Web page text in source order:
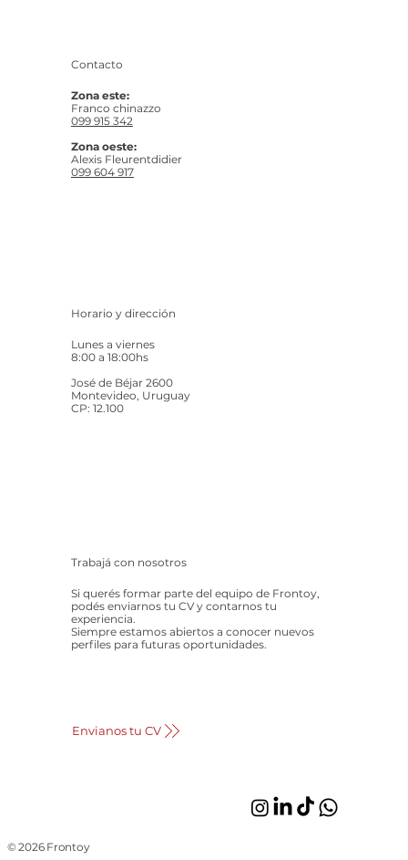
© 2026 Frontoy
Contacto
Zona este:
Franco chinazzo
099 915 342
Zona oeste:
Alexis Fleurentdidier
099 604 917
Horario y dirección
Lunes a viernes
8:00 a 18:00hs
José de Béjar 2600
Montevideo, Uruguay
CP: 12.100
Trabajá con nosotros
Si querés formar parte del equipo de Frontoy,
podés enviarnos tu CV y contarnos tu
experiencia.
Siempre estamos abiertos a conocer nuevos
perfiles para futuras oportunidades.
Envianos tu CV